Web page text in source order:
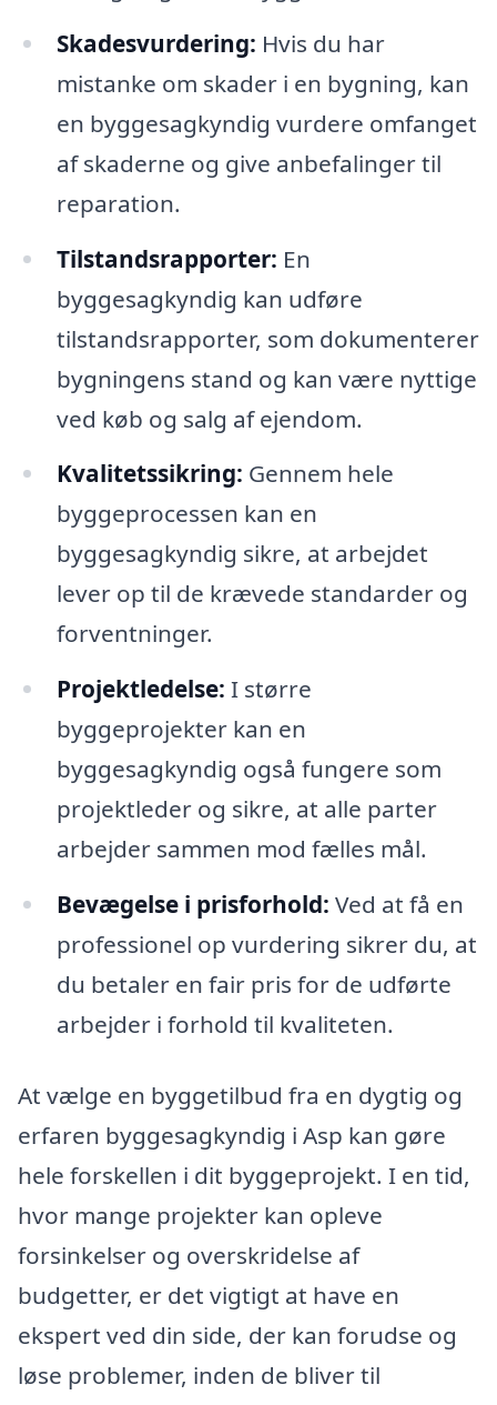
Skadesvurdering: Hvis du har
mistanke om skader i en bygning, kan
en byggesagkyndig vurdere omfanget
af skaderne og give anbefalinger til
reparation.
Tilstandsrapporter: En
byggesagkyndig kan udføre
tilstandsrapporter, som dokumenterer
bygningens stand og kan være nyttige
ved køb og salg af ejendom.
Kvalitetssikring: Gennem hele
byggeprocessen kan en
byggesagkyndig sikre, at arbejdet
lever op til de krævede standarder og
forventninger.
Projektledelse: I større
byggeprojekter kan en
byggesagkyndig også fungere som
projektleder og sikre, at alle parter
arbejder sammen mod fælles mål.
Bevægelse i prisforhold: Ved at få en
professionel op vurdering sikrer du, at
du betaler en fair pris for de udførte
arbejder i forhold til kvaliteten.
At vælge en byggetilbud fra en dygtig og
erfaren byggesagkyndig i Asp kan gøre
hele forskellen i dit byggeprojekt. I en tid,
hvor mange projekter kan opleve
forsinkelser og overskridelse af
budgetter, er det vigtigt at have en
ekspert ved din side, der kan forudse og
løse problemer, inden de bliver til